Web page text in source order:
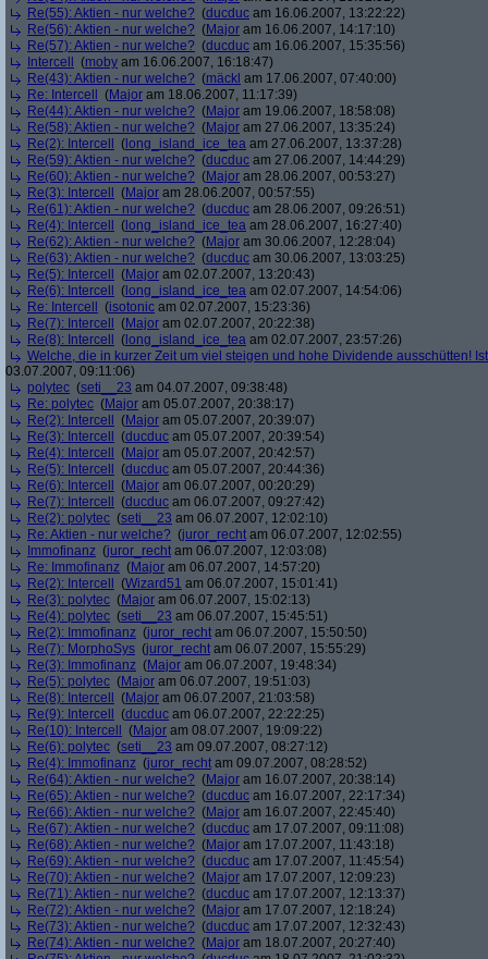
Re(55): Aktien - nur welche? (ducduc am 16.06.2007, 13:22:22)
Re(56): Aktien - nur welche? (Major am 16.06.2007, 14:17:10)
Re(57): Aktien - nur welche? (ducduc am 16.06.2007, 15:35:56)
Intercell
(moby am 16.06.2007, 16:18:47)
Re(43): Aktien - nur welche? (mäckl am 17.06.2007, 07:40:00)
Re: Intercell
(Major am 18.06.2007, 11:17:39)
Re(44): Aktien - nur welche? (Major am 19.06.2007, 18:58:08)
Re(58): Aktien - nur welche? (Major am 27.06.2007, 13:35:24)
Re(2): Intercell
( long_island_ice_tea am 27.06.2007, 13:37:28)
Re(59): Aktien - nur welche? (ducduc am 27.06.2007, 14:44:29)
Re(60): Aktien - nur welche? (Major am 28.06.2007, 00:53:27)
Re(3): Intercell
(Major am 28.06.2007, 00:57:55)
Re(61): Aktien - nur welche? (ducduc am 28.06.2007, 09:26:51)
Re(4): Intercell
( long_island_ice_tea am 28.06.2007, 16:27:40)
Re(62): Aktien - nur welche? (Major am 30.06.2007, 12:28:04)
Re(63): Aktien - nur welche? (ducduc am 30.06.2007, 13:03:25)
Re(5): Intercell
(Major am 02.07.2007, 13:20:43)
Re(6): Intercell
( long_island_ice_tea am 02.07.2007, 14:54:06)
Re: Intercell
(isotonic am 02.07.2007, 15:23:36)
Re(7): Intercell
(Major am 02.07.2007, 20:22:38)
Re(8): Intercell
( long_island_ice_tea am 02.07.2007, 23:57:26)
Welche, die in kurzer Zeit um viel steigen und hohe Dividende ausschütten!
03.07.2007, 09:11:06)
polytec (seti__23 am 04.07.2007, 09:38:48)
Re: polytec (Major am 05.07.2007, 20:38:17)
Re(2): Intercell
(Major am 05.07.2007, 20:39:07)
Re(3): Intercell
(ducduc am 05.07.2007, 20:39:54)
Re(4): Intercell
(Major am 05.07.2007, 20:42:57)
Re(5): Intercell
(ducduc am 05.07.2007, 20:44:36)
Re(6): Intercell
(Major am 06.07.2007, 00:20:29)
Re(7): Intercell
(ducduc am 06.07.2007, 09:27:42)
Re(2): polytec (seti__23 am 06.07.2007, 12:02:10)
Re: Aktien - nur welche? (juror_recht am 06.07.2007, 12:02:55)
Immofinanz (juror_recht am 06.07.2007, 12:03:08)
Re: Immofinanz (Major am 06.07.2007, 14:57:20)
Re(2): Intercell
(Wizard51 am 06.07.2007, 15:01:41)
Re(3): polytec (Major am 06.07.2007, 15:02:13)
Re(4): polytec (seti__23 am 06.07.2007, 15:45:51)
Re(2): Immofinanz (juror_recht am 06.07.2007, 15:50:50)
Re(7): MorphoSys (juror_recht am 06.07.2007, 15:55:29)
Re(3): Immofinanz (Major am 06.07.2007, 19:48:34)
Re(5): polytec (Major am 06.07.2007, 19:51:03)
Re(8): Intercell
(Major am 06.07.2007, 21:03:58)
Re(9): Intercell
(ducduc am 06.07.2007, 22:22:25)
Re(10): Intercell
(Major am 08.07.2007, 19:09:22)
Re(6): polytec (seti__23 am 09.07.2007, 08:27:12)
Re(4): Immofinanz (juror_recht am 09.07.2007, 08:28:52)
Re(64): Aktien - nur welche? (Major am 16.07.2007, 20:38:14)
Re(65): Aktien - nur welche? (ducduc am 16.07.2007, 22:17:34)
Re(66): Aktien - nur welche? (Major am 16.07.2007, 22:45:40)
Re(67): Aktien - nur welche? (ducduc am 17.07.2007, 09:11:08)
Re(68): Aktien - nur welche? (Major am 17.07.2007, 11:43:18)
Re(69): Aktien - nur welche? (ducduc am 17.07.2007, 11:45:54)
Re(70): Aktien - nur welche? (Major am 17.07.2007, 12:09:23)
Re(71): Aktien - nur welche? (ducduc am 17.07.2007, 12:13:37)
Re(72): Aktien - nur welche? (Major am 17.07.2007, 12:18:24)
Re(73): Aktien - nur welche? (ducduc am 17.07.2007, 12:32:43)
Re(74): Aktien - nur welche? (Major am 18.07.2007, 20:27:40)